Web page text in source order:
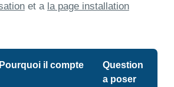
et a la page installation
Pourquoi il compte
Question
a poser